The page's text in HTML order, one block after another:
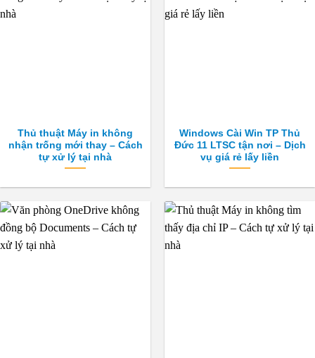
Thủ thuật Máy in không
nhận trống mới thay – Cách
tự xử lý tại nhà
Windows Cài Win TP Thủ
Đức 11 LTSC tận nơi – Dịch
vụ giá rẻ lấy liền